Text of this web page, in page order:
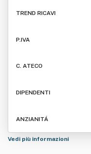
TREND RICAVI
P.IVA
C. ATECO
DIPENDENTI
ANZIANITÁ
Vedi più informazioni